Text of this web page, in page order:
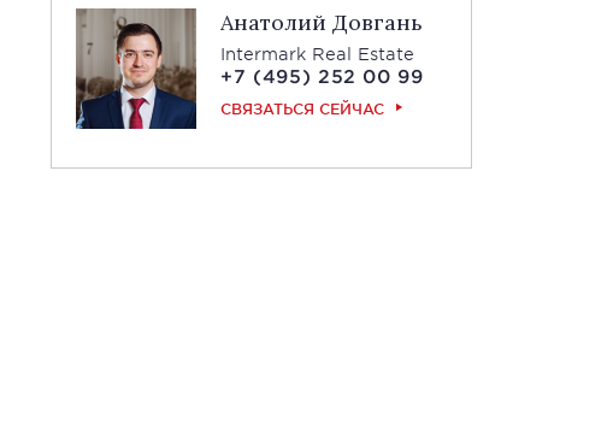
Анатолий Довгань
Intermark Real Estate
+7 (495) 252 00 99
СВЯЗАТЬСЯ СЕЙЧАС